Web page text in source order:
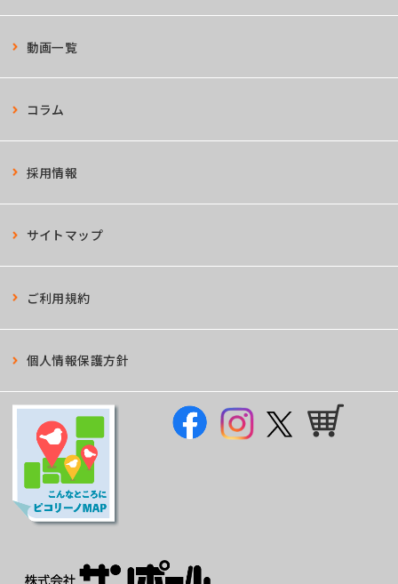
動画一覧
コラム
採用情報
サイトマップ
ご利用規約
個人情報保護方針